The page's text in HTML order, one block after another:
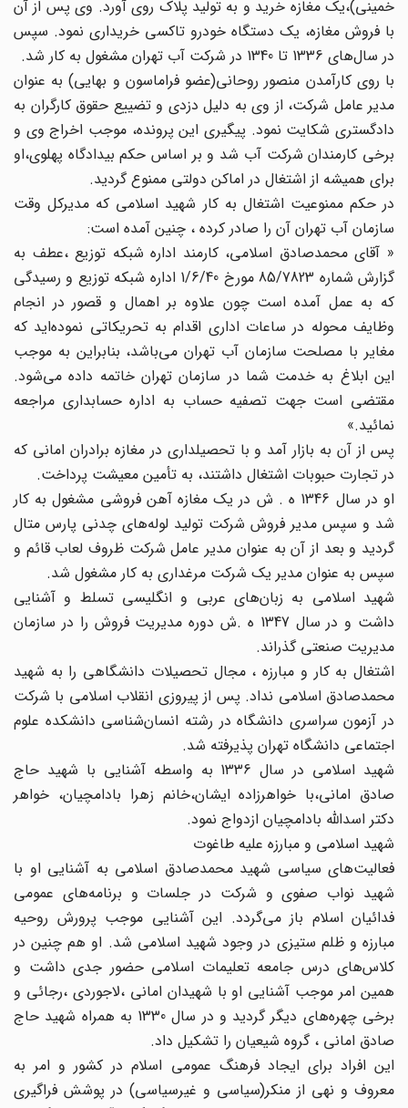
خمینی)،یک مغازه خرید و به تولید پلاک روی آورد. وی پس از آن
با فروش مغازه، یک دستگاه خودرو تاکسی خریداری نمود. سپس
در سال‌های 1336 تا 1340 در شرکت آب تهران مشغول به کار شد.
با روی کارآمدن منصور روحانی(عضو فراماسون و بهایی) به عنوان
مدیر عامل شرکت، از وی به دلیل دزدی و تضییع حقوق کارگران به
دادگستری شکایت نمود. پیگیری این پرونده، ‌موجب اخراج وی و
برخی کارمندان شرکت آب شد و بر اساس حکم بیدادگاه پهلوی،او
برای همیشه از اشتغال در اماکن دولتی ممنوع گردید.
در حکم ممنوعیت اشتغال به کار شهید اسلامی که مدیرکل وقت
سازمان آب تهران آن را صادر کرده ، چنین آمده است:
« آقای محمدصادق اسلامی، کارمند اداره شبکه توزیع ،عطف به
گزارش شماره 85/7823 مورخ 1/6/40 اداره شبکه توزیع و رسیدگی
که به عمل آمده است چون علاوه بر اهمال و قصور در انجام
وظایف محوله در ساعات اداری اقدام به تحریکاتی نموده‌اید که
مغایر با مصلحت سازمان آب تهران می‌باشد، بنابراین به موجب
این ابلاغ به خدمت شما در سازمان تهران خاتمه داده می‌شود.
مقتضی است جهت تصفیه حساب به اداره حسابداری مراجعه
نمائید.»
پس از آن به بازار آمد و با تحصیلداری در مغازه برادران امانی که
در تجارت حبوبات اشتغال داشتند، ‌به تأمین معیشت پرداخت.
او در سال 1346 ه . ش در یک مغازه آهن فروشی مشغول به کار
شد و سپس مدیر فروش شرکت تولید لوله‌های چدنی پارس متال
گردید و بعد از آن به عنوان مدیر عامل شرکت ظروف لعاب قائم و
سپس به عنوان مدیر یک شرکت مرغداری به کار مشغول شد.
شهید اسلامی به زبان‌های عربی و انگلیسی تسلط و آشنایی
داشت و در سال 1347 ه .ش دوره مدیریت فروش را در سازمان
مدیریت صنعتی گذراند.
اشتغال به کار و مبارزه ، مجال تحصیلات دانشگاهی را به شهید
محمدصادق اسلامی نداد. پس از پیروزی انقلاب اسلامی با شرکت
در آزمون سراسری دانشگاه در رشته انسان‌شناسی دانشکده علوم
اجتماعی دانشگاه تهران پذیرفته شد.
شهید اسلامی در سال 1336 به واسطه آشنایی با شهید حاج
صادق امانی،‌با خواهرزاده ایشان،‌خانم زهرا بادامچیان، ‌خواهر
دکتر اسدالله بادامچیان ازدواج نمود.
شهید اسلامی و مبارزه علیه طاغوت
فعالیت‌های سیاسی شهید محمدصادق اسلامی به آشنایی او با
شهید نواب صفوی و شرکت در جلسات و برنامه‌های عمومی
فدائیان اسلام باز می‌گردد. این آشنایی موجب پرورش روحیه
مبارزه و ظلم ستیزی در وجود شهید اسلامی شد. او هم چنین در
کلاس‌های درس جامعه تعلیمات اسلامی حضور جدی داشت و
همین امر موجب آشنایی او با شهیدان امانی ،‌لاجوردی ،‌رجائی و
برخی چهره‌های دیگر گردید و در سال 1330 به همراه شهید حاج
صادق امانی ، گروه شیعیان را تشکیل داد.
این افراد برای ایجاد فرهنگ عمومی اسلام در کشور و امر به
معروف و نهی از منکر(سیاسی و غیرسیاسی) در پوشش فراگیری